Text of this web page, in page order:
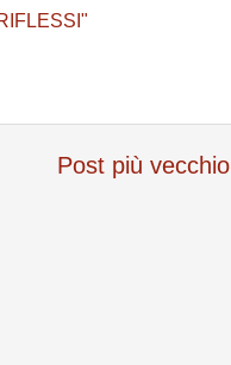
Post più vecchio